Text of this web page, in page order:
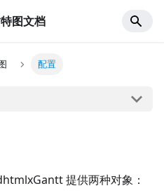
图文档
配置
提供两种对象：